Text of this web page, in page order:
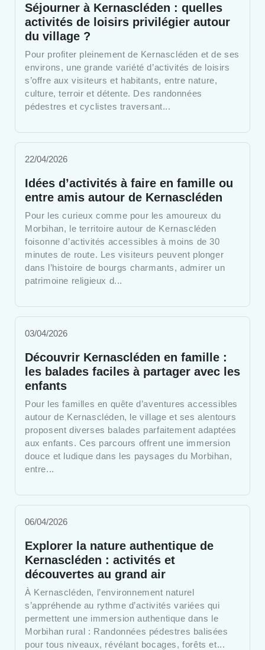
Séjourner à Kernascléden : quelles
activités de loisirs privilégier autour
du village ?
Pour profiter pleinement de Kernascléden et de ses
environs, une grande variété d’activités de loisirs
s’offre aux visiteurs et habitants, entre nature,
culture, terroir et détente. Des randonnées
pédestres et cyclistes traversant...
22/04/2026
Idées d’activités à faire en famille ou
entre amis autour de Kernascléden
Pour les curieux comme pour les amoureux du
Morbihan, le territoire autour de Kernascléden
foisonne d’activités accessibles à moins de 30
minutes de route. Les visiteurs peuvent plonger
dans l’histoire de bourgs charmants, admirer un
patrimoine religieux d...
03/04/2026
Découvrir Kernascléden en famille :
les balades faciles à partager avec les
enfants
Pour les familles en quête d’aventures accessibles
autour de Kernascléden, le village et ses alentours
proposent diverses balades parfaitement adaptées
aux enfants. Ces parcours offrent une immersion
douce et ludique dans les paysages du Morbihan,
entre...
06/04/2026
Explorer la nature authentique de
Kernascléden : activités et
découvertes au grand air
À Kernascléden, l’environnement naturel
s’appréhende au rythme d’activités variées qui
permettent une immersion authentique dans le
Morbihan rural : Randonnées pédestres balisées
pour tous niveaux, révélant bocages, forêts et...